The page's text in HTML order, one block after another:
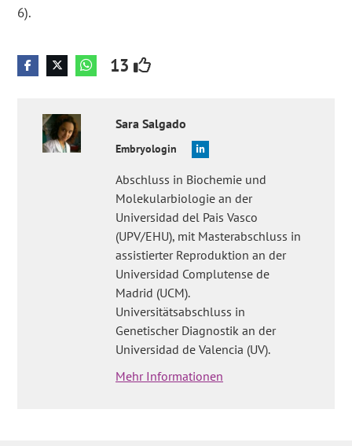
6).
13
Sara Salgado
Embryologin
Abschluss in Biochemie und
Molekularbiologie an der
Universidad del Pais Vasco
(UPV/EHU), mit Masterabschluss in
assistierter Reproduktion an der
Universidad Complutense de
Madrid (UCM).
Universitätsabschluss in
Genetischer Diagnostik an der
Universidad de Valencia (UV).
Mehr Informationen